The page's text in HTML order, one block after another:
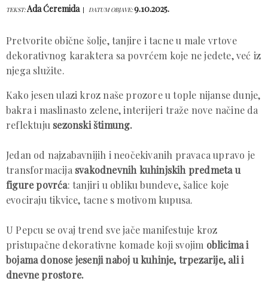
TEKST:Ada Ćeremida DATUM OBJAVE:9.10.2025.
Pretvorite obične šolje, tanjire i tacne u male vrtove
dekorativnog karaktera sa povrćem koje ne jedete, već iz
njega služite.
Kako jesen ulazi kroz naše prozore u tople nijanse dunje,
bakra i maslinasto zelene, interijeri traže nove načine da
reflektuju sezonski štimung.
Jedan od najzabavnijih i neočekivanih pravaca upravo je
transformacija svakodnevnih kuhinjskih predmeta u
figure povrća: tanjiri u obliku bundeve, šalice koje
evociraju tikvice, tacne s motivom kupusa.
U Pepcu se ovaj trend sve jače manifestuje kroz
pristupačne dekorativne komade koji svojim oblicima i
bojama donose jesenji naboj u kuhinje, trpezarije, ali i
dnevne prostore.